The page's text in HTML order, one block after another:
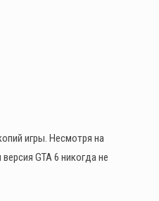
игры. Несмотря на
GTA 6 никогда не